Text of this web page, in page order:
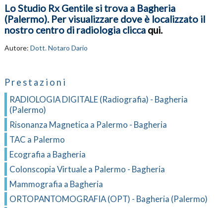
Lo Studio Rx Gentile si trova a Bagheria
(Palermo). Per visualizzare dove è localizzato il
nostro centro di radiologia clicca qui.
Autore: Dott. Notaro Dario
Prestazioni
RADIOLOGIA DIGITALE (Radiografia) - Bagheria
(Palermo)
Risonanza Magnetica a Palermo - Bagheria
TAC a Palermo
Ecografia a Bagheria
Colonscopia Virtuale a Palermo - Bagheria
Mammografia a Bagheria
ORTOPANTOMOGRAFIA (OPT) - Bagheria (Palermo)